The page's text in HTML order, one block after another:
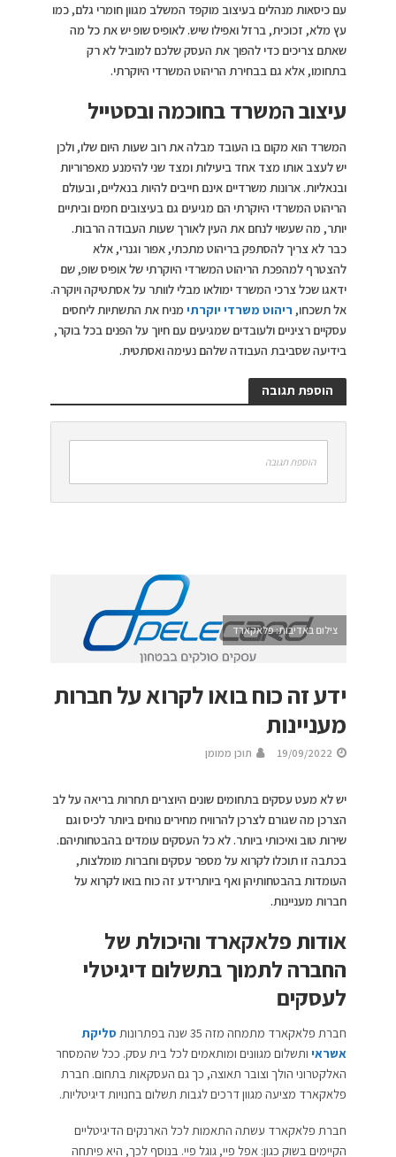
עם כיסאות מנהלים בעיצוב מוקפד המשלב מגוון חומרי גלם, כמו
עץ מלא, זכוכית, ברזל ואפילו שיש. לאופיס שופ יש את כל מה
שאתם צריכים כדי להפוך את העסק שלכם למוביל לא רק
בתחומו, אלא גם בבחירת הריהוט המשרדי היוקרתי.
עיצוב המשרד בחוכמה ובסטייל
המשרד הוא מקום בו העובד מבלה את רוב שעות היום שלו, ולכן
יש לעצב אותו מצד אחד ביעילות ומצד שני להימנע מאפרוריות
ובנאליות. ארונות משרדיים אינם חייבים להיות בנאליים, ובעולם
הריהוט המשרדי היוקרתי הם מגיעים גם בעיצובים חמים וביתיים
יותר, מה שעשוי לנחם את העין לאורך שעות העבודה הרבות.
כבר לא צריך להסתפק בריהוט מתכתי, אפור וגנרי, אלא
להצטרף למהפכת הריהוט המשרדי היוקרתי של אופיס שופ, שם
ידאגו שכל צרכי המשרד ימולאו מבלי לוותר על אסתטיקה ויוקרה.
אל תשכחו, ריהוט משרדי יוקרתי מניח את התשתיות ליחסים
עסקיים רציניים ולעובדים שמגיעים עם חיוך על הפנים בכל בוקר,
בידיעה שסביבת העבודה שלהם נעימה ואסתטית.
הוספת תגובה
הוספת תגובה
צילום באדיבות: פלאקארד
ידע זה כוח בואו לקרוא על חברות
מעניינות
19/09/2022 תוכן ממומן
יש לא מעט עסקים בתחומים שונים היוצרים תחרות בריאה על לב
הצרכן מה שגורם לצרכן להרוויח מחירים נוחים ביותר לכיס וגם
שירות טוב ואיכותי ביותר. לא כל העסקים עומדים בהבטחותיהם.
בכתבה זו תוכלו לקרוא על מספר עסקים וחברות מומלצות,
העומדות בהבטחותיהן ואף ביותרידע זה כוח בואו לקרוא על
חברות מעניינות.
אודות פלאקארד והיכולת של
החברה לתמוך בתשלום דיגיטלי
לעסקים
חברת פלאקארד מתמחה מזה 35 שנה בפתרונות
סליקת
אשראי ותשלום מגוונים ומותאמים לכל בית עסק. ככל שהמסחר
האלקטרוני הולך וצובר תאוצה, כך גם העסקאות בתחום. חברת
פלאקארד מציעה מגוון דרכים לגבות תשלום בחנויות דיגיטליות.
חברת פלאקארד עשתה התאמות לכל הארנקים הדיגיטליים
הקיימים בשוק כגון: אפל פיי, גוגל פיי. בנוסף לכך, היא פיתחה